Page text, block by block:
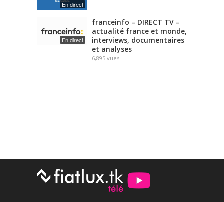
En direct
En direct
franceinfo – DIRECT TV –
actualité france et monde,
interviews, documentaires
et analyses
6,895 vues